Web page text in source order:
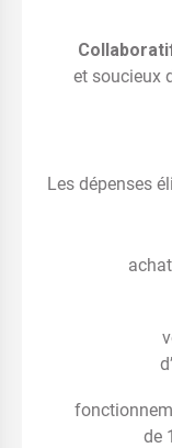
et soucieux
Les dépenses
de